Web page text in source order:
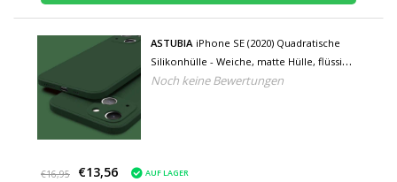
ASTUBIA iPhone SE (2020) Quadratische
Silikonhülle - Weiche, matte Hülle, flüssige
Hülle, grün
Noch keine Bewertungen
€16,95 €13,56 AUF LAGER